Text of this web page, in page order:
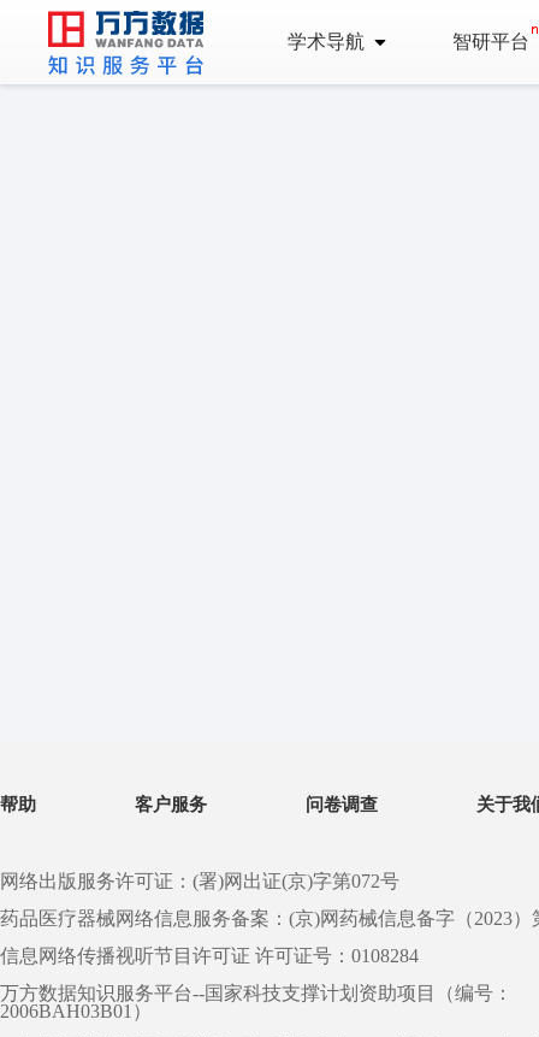
学术导航 智研平台
帮助 客户服务 问卷调查 关于我
网络出版服务许可证：(署)网出证(京)字第072号
药品医疗器械网络信息服务备案：(京)网药械信息备字（2023）
信息网络传播视听节目许可证 许可证号：0108284
万方数据知识服务平台--国家科技支撑计划资助项目（编号：
2006BAH03B01）